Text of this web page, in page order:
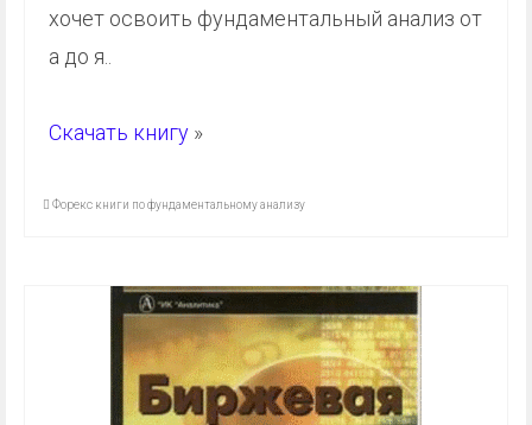
хочет освоить фундаментальный анализ от
а до я..
Скачать книгу »
Форекс книги по фундаментальному анализу